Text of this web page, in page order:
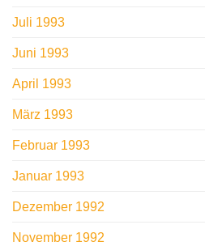
Juli 1993
Juni 1993
April 1993
März 1993
Februar 1993
Januar 1993
Dezember 1992
November 1992